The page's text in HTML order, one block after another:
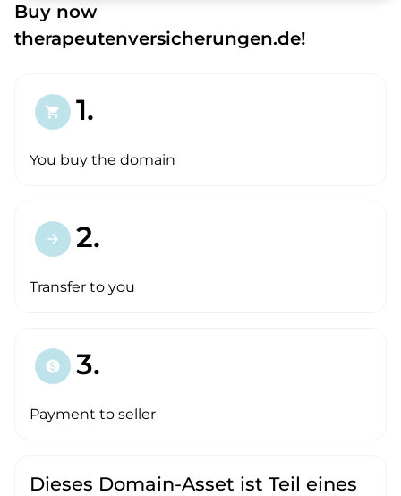
Buy now
therapeutenversicherungen.de!
shopping_cart 1.
You buy the domain
arrow_forward 2.
Transfer to you
paid 3.
Payment to seller
Dieses Domain-Asset ist Teil eines